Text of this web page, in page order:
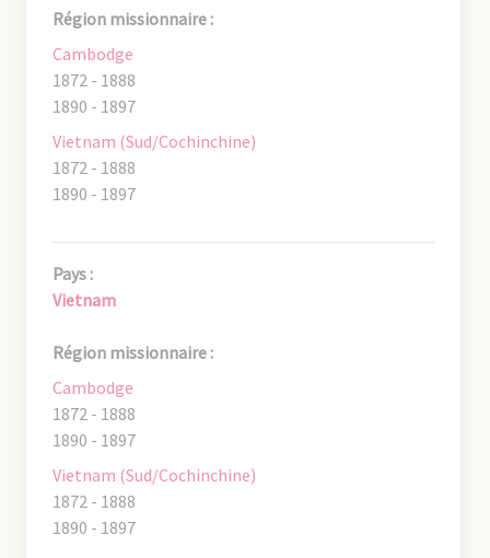
Région missionnaire :
Cambodge
1872 - 1888
1890 - 1897
Vietnam (Sud/Cochinchine)
1872 - 1888
1890 - 1897
Pays :
Vietnam
Région missionnaire :
Cambodge
1872 - 1888
1890 - 1897
Vietnam (Sud/Cochinchine)
1872 - 1888
1890 - 1897